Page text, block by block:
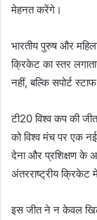
मेहनत करेंगे।
भारतीय पुरुष और
क्रिकेट का स्तर
नहीं, बल्कि सपोर्ट
टी20 विश्व कप की
को विश्व मंच पर एक
देना और प्रशिक्षण के
अंतरराष्ट्रीय क्रिकेट
इस जीत ने न केवल